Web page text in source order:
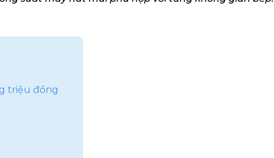
triệu đồng